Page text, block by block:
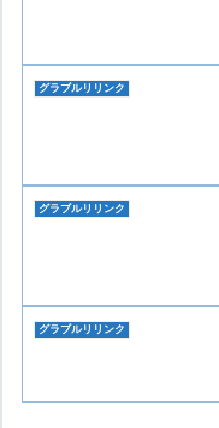
グラブルリリンク
グラブルリリンク
グラブルリリンク